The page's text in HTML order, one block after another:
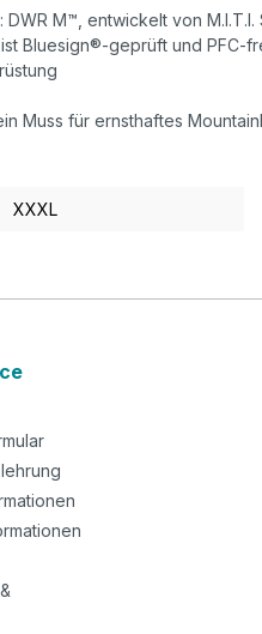
M™, entwickelt von
Bluesign®-geprüft und PFC-
Muss für ernsthaftes
XXXL